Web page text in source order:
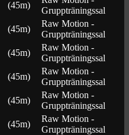
(45m)
Gruppträningssal
(45m)
Raw Motion -
Gruppträningssal
(45m)
Raw Motion -
Gruppträningssal
(45m)
Raw Motion -
Gruppträningssal
(45m)
Raw Motion -
Gruppträningssal
(45m)
Raw Motion -
Gruppträningssal